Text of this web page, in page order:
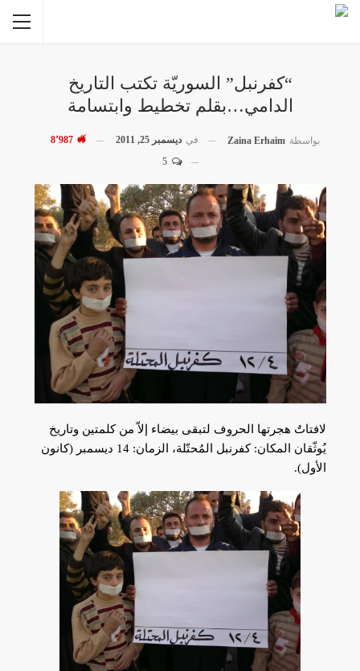
“كفرنبل” السوريّة تكتب التاريخ
الدامي…بقلم تخطيط وابتسامة
بواسطة Zaina Erhaim في ديسمبر 25, 2011
8٬987
5
لافتاتٌ هجرتها الحروف لتبقى بيضاء إلاّ من كلمتين وتاريخ
يُوثّقان المكان: كفرنبل المُحتّلة، الزمان: 14 ديسمبر (كانون
الأول).